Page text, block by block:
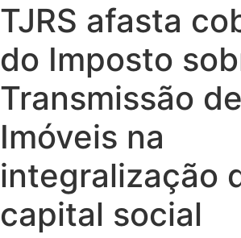
TJRS afasta
do Imposto
Transmissão
Imóveis na
integralização
capital social